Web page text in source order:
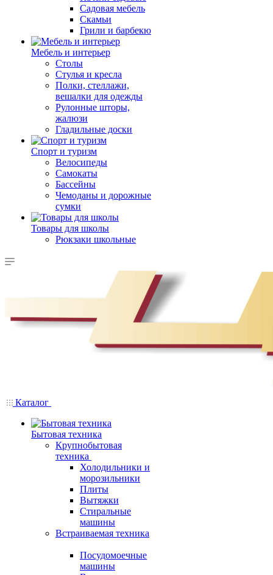
Садовая мебель
Скамьи
Грили и барбекю
Мебель и интерьер
Столы
Стулья и кресла
Полки, стеллажи,
вешалки для одежды
Рулонные шторы,
жалюзи
Гладильные доски
Спорт и туризм
Велосипеды
Самокаты
Бассейны
Чемоданы и дорожные
сумки
Товары для школы
Рюкзаки школьные
Каталог
Бытовая техника
Крупнобытовая
техника
Холодильники и
морозильники
Плиты
Вытяжки
Стиральные
машины
Встраиваемая техника
Посудомоечные
машины